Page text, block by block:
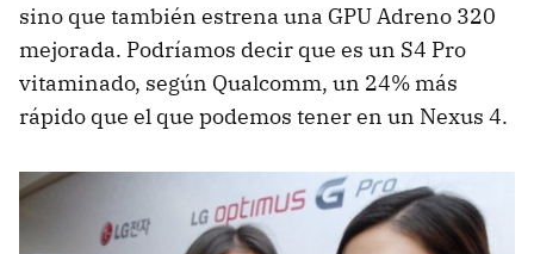
sino que también estrena una GPU Adreno 320
mejorada. Podríamos decir que es un S4 Pro
vitaminado, según Qualcomm, un 24% más
rápido que el que podemos tener en un Nexus 4.